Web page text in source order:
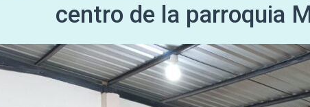
centro de la parroquia